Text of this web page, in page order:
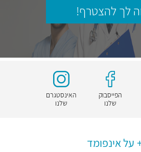
לך להצטרף!
הפייסבוק
שלנו
האינסטגרם
שלנו
על אינפומד